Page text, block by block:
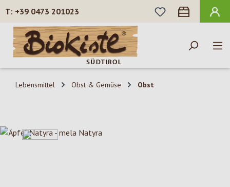
Zum Hauptinhalt springen
+39 0473 201023
DU HAST 0
Lebensmittel Obst & Gemüse Obst
Bildergalerie überspringen